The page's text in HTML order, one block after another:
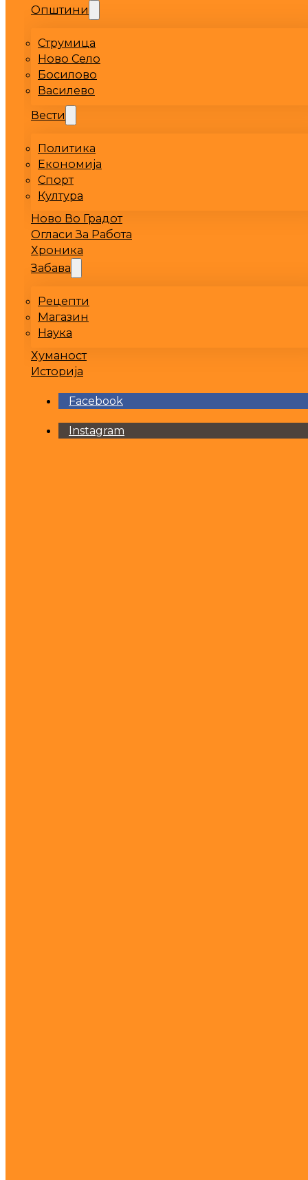
Општини
Струмица
Ново Село
Босилово
Василево
Вести
Политика
Економија
Спорт
Култура
Ново Во Градот
Огласи За Работа
Хроника
Забава
Рецепти
Магазин
Наука
Хуманост
Историја
Facebook
Instagram